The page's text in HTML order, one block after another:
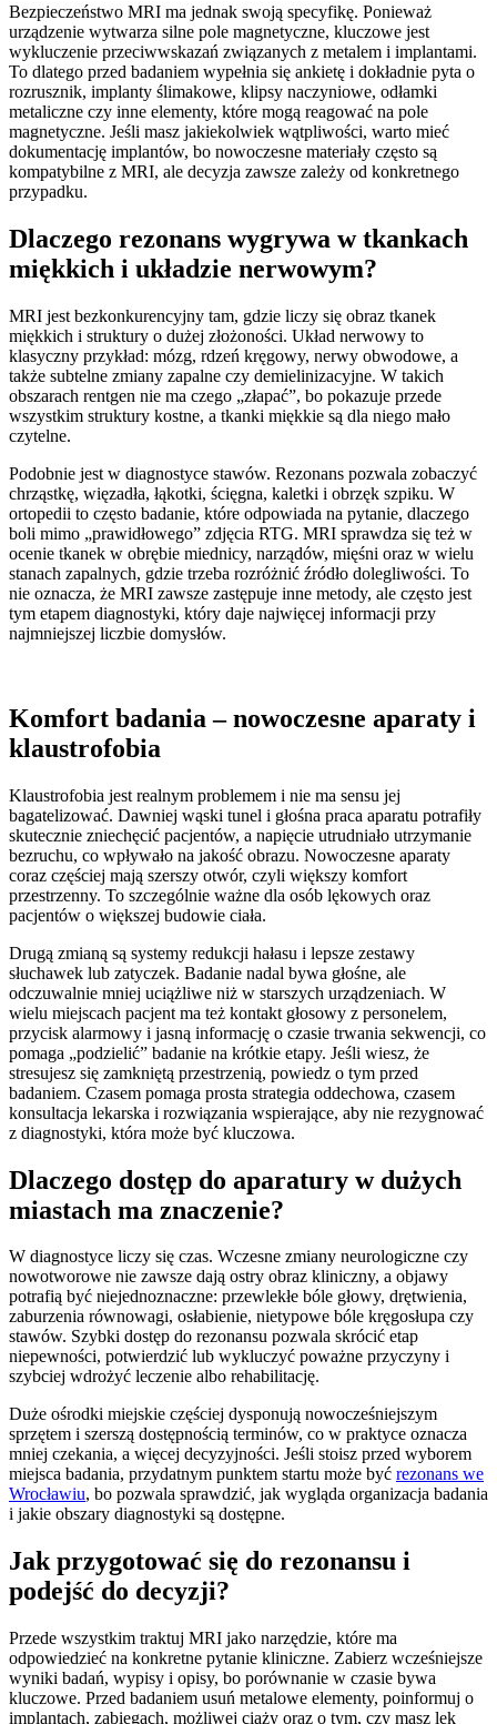
Bezpieczeństwo MRI ma jednak swoją specyfikę. Ponieważ
urządzenie wytwarza silne pole magnetyczne, kluczowe jest
wykluczenie przeciwwskazań związanych z metalem i implantami.
To dlatego przed badaniem wypełnia się ankietę i dokładnie pyta o
rozrusznik, implanty ślimakowe, klipsy naczyniowe, odłamki
metaliczne czy inne elementy, które mogą reagować na pole
magnetyczne. Jeśli masz jakiekolwiek wątpliwości, warto mieć
dokumentację implantów, bo nowoczesne materiały często są
kompatybilne z MRI, ale decyzja zawsze zależy od konkretnego
przypadku.
Dlaczego rezonans wygrywa w tkankach
miękkich i układzie nerwowym?
MRI jest bezkonkurencyjny tam, gdzie liczy się obraz tkanek
miękkich i struktury o dużej złożoności. Układ nerwowy to
klasyczny przykład: mózg, rdzeń kręgowy, nerwy obwodowe, a
także subtelne zmiany zapalne czy demielinizacyjne. W takich
obszarach rentgen nie ma czego „złapać”, bo pokazuje przede
wszystkim struktury kostne, a tkanki miękkie są dla niego mało
czytelne.
Podobnie jest w diagnostyce stawów. Rezonans pozwala zobaczyć
chrząstkę, więzadła, łąkotki, ścięgna, kaletki i obrzęk szpiku. W
ortopedii to często badanie, które odpowiada na pytanie, dlaczego
boli mimo „prawidłowego” zdjęcia RTG. MRI sprawdza się też w
ocenie tkanek w obrębie miednicy, narządów, mięśni oraz w wielu
stanach zapalnych, gdzie trzeba rozróżnić źródło dolegliwości. To
nie oznacza, że MRI zawsze zastępuje inne metody, ale często jest
tym etapem diagnostyki, który daje najwięcej informacji przy
najmniejszej liczbie domysłów.
Komfort badania – nowoczesne aparaty i
klaustrofobia
Klaustrofobia jest realnym problemem i nie ma sensu jej
bagatelizować. Dawniej wąski tunel i głośna praca aparatu potrafiły
skutecznie zniechęcić pacjentów, a napięcie utrudniało utrzymanie
bezruchu, co wpływało na jakość obrazu. Nowoczesne aparaty
coraz częściej mają szerszy otwór, czyli większy komfort
przestrzenny. To szczególnie ważne dla osób lękowych oraz
pacjentów o większej budowie ciała.
Drugą zmianą są systemy redukcji hałasu i lepsze zestawy
słuchawek lub zatyczek. Badanie nadal bywa głośne, ale
odczuwalnie mniej uciążliwe niż w starszych urządzeniach. W
wielu miejscach pacjent ma też kontakt głosowy z personelem,
przycisk alarmowy i jasną informację o czasie trwania sekwencji, co
pomaga „podzielić” badanie na krótkie etapy. Jeśli wiesz, że
stresujesz się zamkniętą przestrzenią, powiedz o tym przed
badaniem. Czasem pomaga prosta strategia oddechowa, czasem
konsultacja lekarska i rozwiązania wspierające, aby nie rezygnować
z diagnostyki, która może być kluczowa.
Dlaczego dostęp do aparatury w dużych
miastach ma znaczenie?
W diagnostyce liczy się czas. Wczesne zmiany neurologiczne czy
nowotworowe nie zawsze dają ostry obraz kliniczny, a objawy
potrafią być niejednoznaczne: przewlekłe bóle głowy, drętwienia,
zaburzenia równowagi, osłabienie, nietypowe bóle kręgosłupa czy
stawów. Szybki dostęp do rezonansu pozwala skrócić etap
niepewności, potwierdzić lub wykluczyć poważne przyczyny i
szybciej wdrożyć leczenie albo rehabilitację.
Duże ośrodki miejskie częściej dysponują nowocześniejszym
sprzętem i szerszą dostępnością terminów, co w praktyce oznacza
mniej czekania, a więcej decyzyjności. Jeśli stoisz przed wyborem
miejsca badania, przydatnym punktem startu może być rezonans we
Wrocławiu, bo pozwala sprawdzić, jak wygląda organizacja badania
i jakie obszary diagnostyki są dostępne.
Jak przygotować się do rezonansu i
podejść do decyzji?
Przede wszystkim traktuj MRI jako narzędzie, które ma
odpowiedzieć na konkretne pytanie kliniczne. Zabierz wcześniejsze
wyniki badań, wypisy i opisy, bo porównanie w czasie bywa
kluczowe. Przed badaniem usuń metalowe elementy, poinformuj o
implantach, zabiegach, możliwej ciąży oraz o tym, czy masz lęk